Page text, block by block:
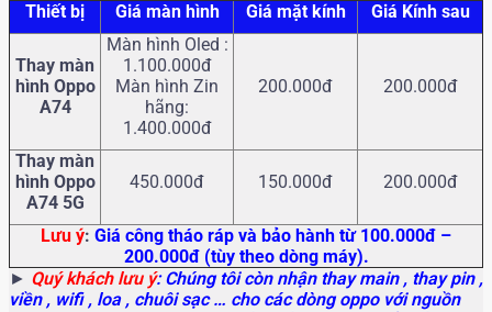
Thiết bị
Giá màn hình Giá mặt kính Giá Kính sau
Thay màn
hình Oppo
A74
Màn hình Oled :
1.100.000đ
Màn hình Zin
hãng:
1.400.000đ
200.000đ 200.000đ
Thay màn
hình Oppo
A74 5G
450.000đ 150.000đ 200.000đ
Lưu ý: Giá công tháo ráp và bảo hành từ 100.000đ –
200.000đ (tùy theo dòng máy).
► Quý khách lưu ý: Chúng tôi còn nhận thay main, thay pin ,
viền , wifi , loa , chuôi sạc … cho các dòng oppo với nguồn